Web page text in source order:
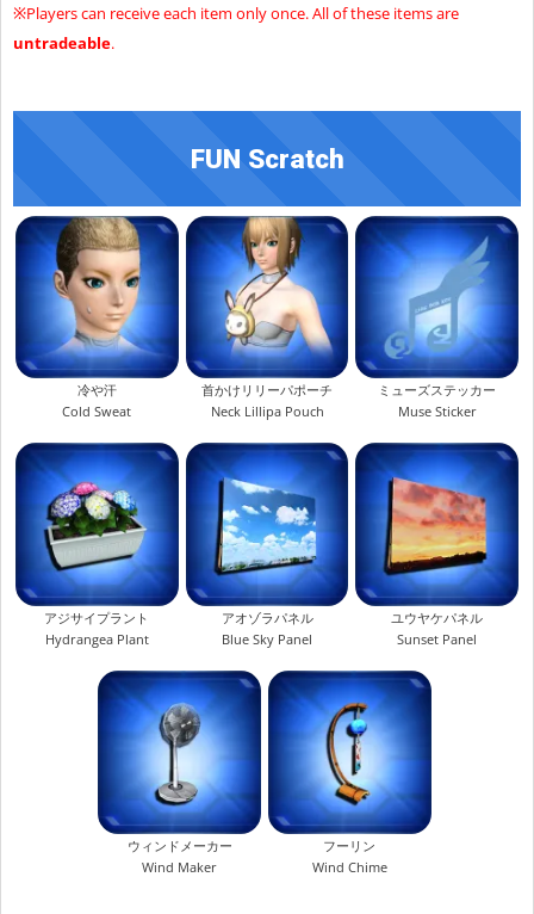
※Players can receive each item only once. All of these items are
untradeable.
FUN Scratch
冷や汗
Cold Sweat
首かけリリーパポーチ
Neck Lillipa Pouch
ミューズステッカー
Muse Sticker
アジサイプラント
Hydrangea Plant
アオゾラパネル
Blue Sky Panel
ユウヤケパネル
Sunset Panel
ウィンドメーカー
Wind Maker
フーリン
Wind Chime